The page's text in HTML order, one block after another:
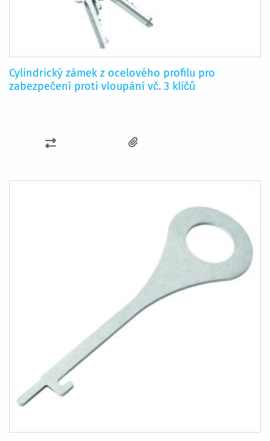
Cylindrický zámek z ocelového profilu pro
zabezpečení proti vloupání vč. 3 klíčů
PŘIDAT
POROVNÁNÍ